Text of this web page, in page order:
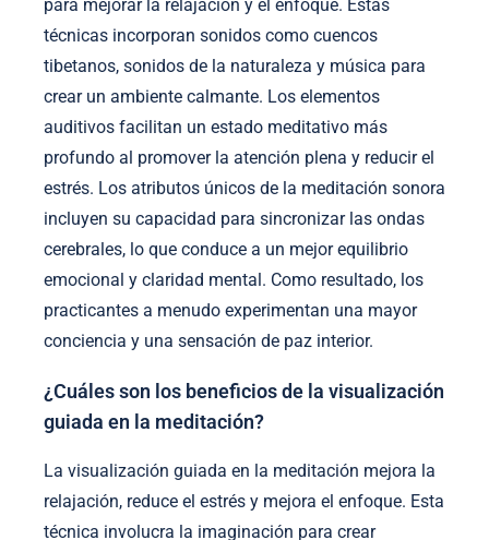
para mejorar la relajación y el enfoque. Estas
técnicas incorporan sonidos como cuencos
tibetanos, sonidos de la naturaleza y música para
crear un ambiente calmante. Los elementos
auditivos facilitan un estado meditativo más
profundo al promover la atención plena y reducir el
estrés. Los atributos únicos de la meditación sonora
incluyen su capacidad para sincronizar las ondas
cerebrales, lo que conduce a un mejor equilibrio
emocional y claridad mental. Como resultado, los
practicantes a menudo experimentan una mayor
conciencia y una sensación de paz interior.
¿Cuáles son los beneficios de la visualización
guiada en la meditación?
La visualización guiada en la meditación mejora la
relajación, reduce el estrés y mejora el enfoque. Esta
técnica involucra la imaginación para crear